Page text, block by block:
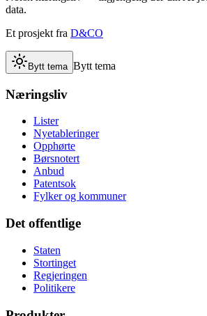
data.
Et prosjekt fra D&CO
Bytt tema Bytt tema
Næringsliv
Lister
Nyetableringer
Opphørte
Børsnotert
Anbud
Patentsok
Fylker og kommuner
Det offentlige
Staten
Stortinget
Regjeringen
Politikere